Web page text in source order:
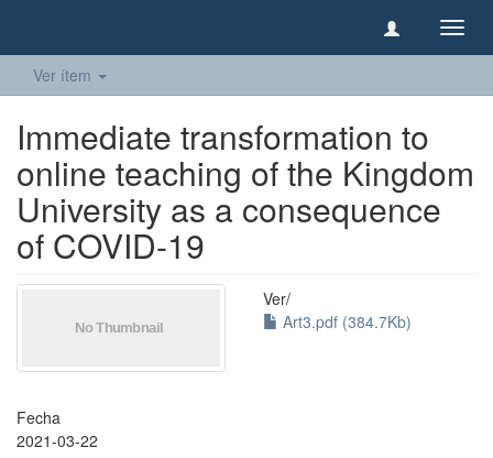
Ver ítem
Immediate transformation to
online teaching of the Kingdom
University as a consequence
of COVID-19
Ver/
Art3.pdf (384.7Kb)
Fecha
2021-03-22